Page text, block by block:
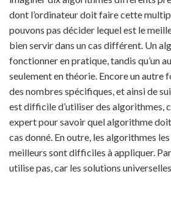
dont l’ordinateur doit faire cette
pouvons pas décider lequel est le
bien servir dans un cas différent. Un
fonctionner en pratique, tandis qu’un
seulement en théorie. Encore un autre
des nombres spécifiques, et ainsi de
est difficile d’utiliser des algorithmes,
expert pour savoir quel algorithme
cas donné. En outre, les algorithmes
meilleurs sont difficiles à appliquer.
utilise pas, car les solutions